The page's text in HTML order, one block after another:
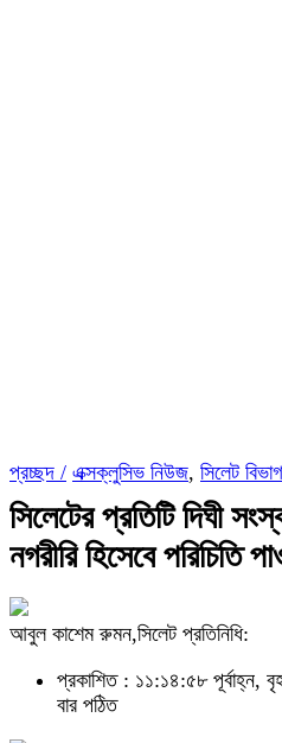
প্রচ্ছদ / এক্সক্লুসিভ নিউজ, সিলেট বিভাগ
সিলেটের প্রতিটি দিঘী
নগরীরি হিসেবে পরিচিতি
আবুল কাশেম রুমন,সিলেট প্রতিনিধি:
প্রকাশিত : ১১:১৪:৫৮ পূর্বাহ্ন,
বার পঠিত